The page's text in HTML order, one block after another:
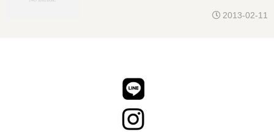
2013-02-11